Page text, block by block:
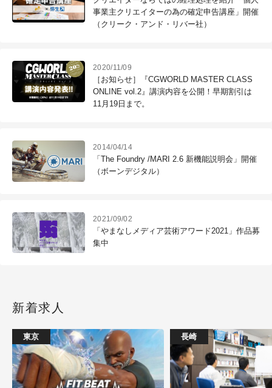
事業主クリエイターの為の確定申告講座」開催
（クリーク・アンド・リバー社）
2020/11/09
［お知らせ］『CGWORLD MASTER CLASS
ONLINE vol.2』講演内容を公開！早期割引は
11月19日まで。
2014/04/14
「The Foundry /MARI 2.6 新機能説明会」開催
（ボーンデジタル）
2021/09/02
「やまなしメディア芸術アワード2021」作品募
集中
新着求人
東京 長崎